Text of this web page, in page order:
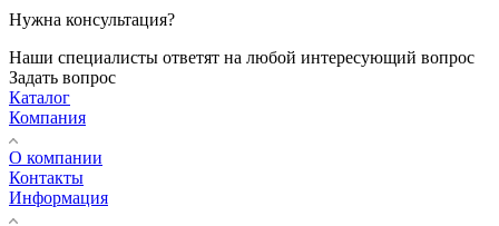
Нужна консультация?
Наши специалисты ответят на любой интересующий вопрос
Задать вопрос
Каталог
Компания
О компании
Контакты
Информация